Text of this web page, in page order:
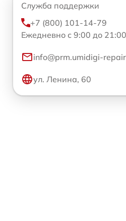
Служба поддержки
+7 (800) 101-14-79
Ежедневно с 9:00 до 21:00
info@prm.umidigi-
ул. Ленина, 60